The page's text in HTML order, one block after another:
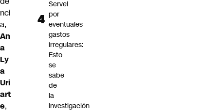
nci
a,
An
a
Ly
a
Uri
art
e,
Servel
por
eventuales
gastos
irregulares:
Esto
se
sabe
de
la
investigación